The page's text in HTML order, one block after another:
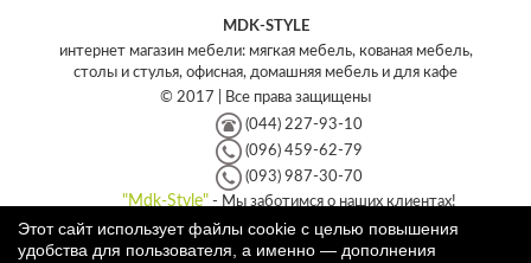
MDK-STYLE
интернет магазин мебели: мягкая мебель, кованая мебель,
столы и стулья, офисная, домашняя мебель и для кафе
© 2017 | Все права защищены
(044) 227-93-10
(096) 459-62-79
(093) 987-30-70
"Mdk-Style" - Мы заботимся о наших клиентах!
Интернет магазин мебели - MDK-style
Украина,Киев
Этот сайт использует файлы cookie с целью повышения
удобства для пользователя, а именно — дополнения